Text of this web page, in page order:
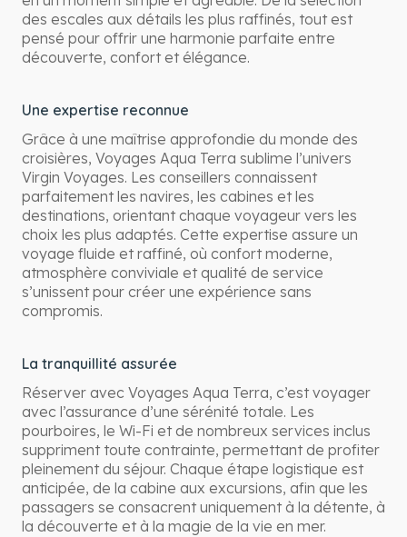
des escales aux détails les plus raffinés, tout est
pensé pour offrir une harmonie parfaite entre
découverte, confort et élégance.
Une expertise reconnue
Grâce à une maîtrise approfondie du monde des
croisières, Voyages Aqua Terra sublime l’univers
Virgin Voyages. Les conseillers connaissent
parfaitement les navires, les cabines et les
destinations, orientant chaque voyageur vers les
choix les plus adaptés. Cette expertise assure un
voyage fluide et raffiné, où confort moderne,
atmosphère conviviale et qualité de service
s’unissent pour créer une expérience sans
compromis.
La tranquillité assurée
Réserver avec Voyages Aqua Terra, c’est voyager
avec l’assurance d’une sérénité totale. Les
pourboires, le Wi-Fi et de nombreux services inclus
suppriment toute contrainte, permettant de profiter
pleinement du séjour. Chaque étape logistique est
anticipée, de la cabine aux excursions, afin que les
passagers se consacrent uniquement à la détente, à
la découverte et à la magie de la vie en mer.